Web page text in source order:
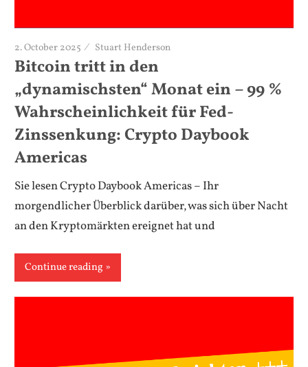
2. October 2025 Stuart Henderson
Bitcoin tritt in den
„dynamischsten“ Monat ein – 99 %
Wahrscheinlichkeit für Fed-
Zinssenkung: Crypto Daybook
Americas
Sie lesen Crypto Daybook Americas – Ihr
morgendlicher Überblick darüber, was sich über Nacht
an den Kryptomärkten ereignet hat und
Continue reading